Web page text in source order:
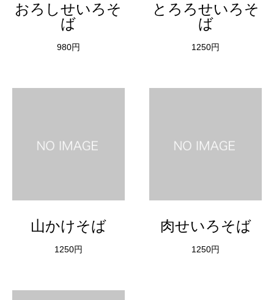
おろしせいろそ
ば
980円
とろろせいろそ
ば
1250円
山かけそば
1250円
肉せいろそば
1250円